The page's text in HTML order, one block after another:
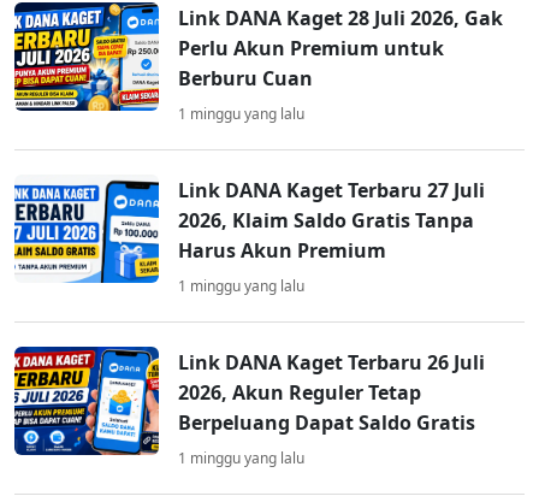
Link DANA Kaget 28 Juli 2026, Gak
Perlu Akun Premium untuk
Berburu Cuan
1 minggu yang lalu
Link DANA Kaget Terbaru 27 Juli
2026, Klaim Saldo Gratis Tanpa
Harus Akun Premium
1 minggu yang lalu
Link DANA Kaget Terbaru 26 Juli
2026, Akun Reguler Tetap
Berpeluang Dapat Saldo Gratis
1 minggu yang lalu